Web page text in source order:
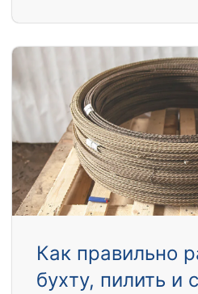
Как правильно
бухту, пилить и